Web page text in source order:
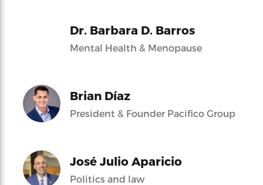
Dr. Barbara D. Barros
Mental Health & Menopause
Brian Díaz
President & Founder Pacifico Group
José Julio Aparicio
Politics and law